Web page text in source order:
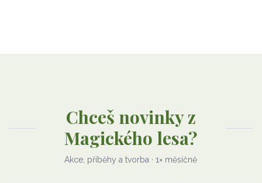
Chceš novinky z
Magického lesa?
Akce, příběhy a tvorba · 1× měsíčně